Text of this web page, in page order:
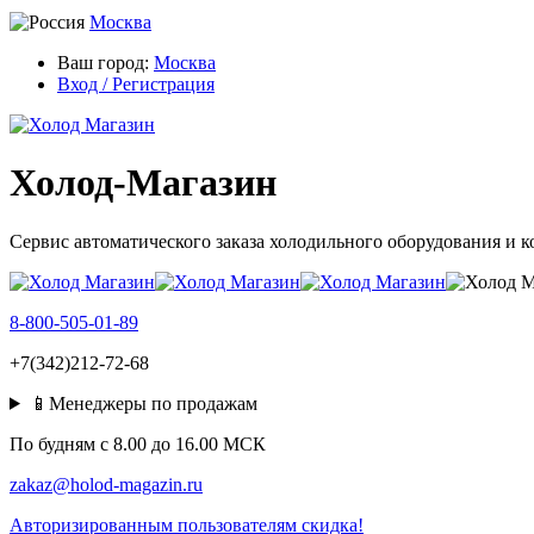
Москва
Ваш город: Москва
Вход / Регистрация
Холод-Магазин
Сервис автоматического заказа холодильного оборудования и
8-800-505-01-89
+7(342)212-72-68
📱Менеджеры по продажам
По будням c 8.00 до 16.00 МСК
zakaz@holod-magazin.ru
Авторизированным пользователям скидка!